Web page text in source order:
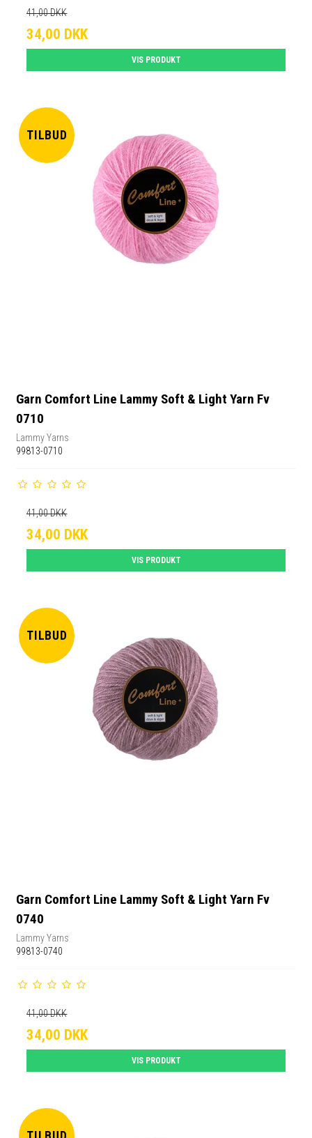
41,00 DKK
34,00 DKK
VIS PRODUKT
TILBUD
Garn Comfort Line Lammy Soft & Light Yarn Fv
0710
Lammy Yarns
99813-0710
41,00 DKK
34,00 DKK
VIS PRODUKT
TILBUD
Garn Comfort Line Lammy Soft & Light Yarn Fv
0740
Lammy Yarns
99813-0740
41,00 DKK
34,00 DKK
VIS PRODUKT